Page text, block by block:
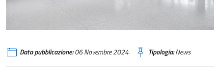
Data pubblicazione:06 Novembre 2024 Tipologia:News